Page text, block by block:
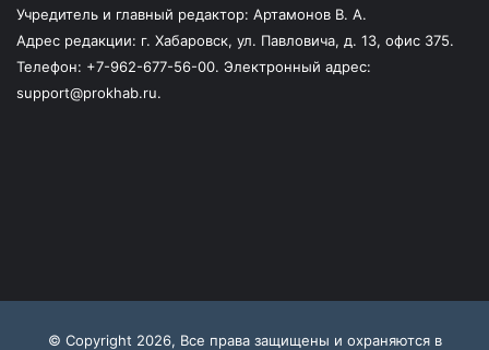
Учредитель и главный редактор: Артамонов В. А.
Адрес редакции: г. Хабаровск, ул. Павловича, д. 13, офис 375.
Телефон: +7-962-677-56-00. Электронный адрес:
support@prokhab.ru.
© Copyright 2026, Все права защищены и охраняются в